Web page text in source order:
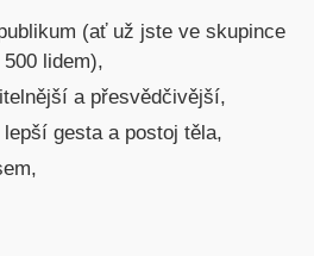
(ať už jste ve skupince
lidem),
a přesvědčivější,
gesta a postoj těla,